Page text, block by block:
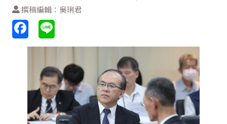
撰稿編輯：吳琍君